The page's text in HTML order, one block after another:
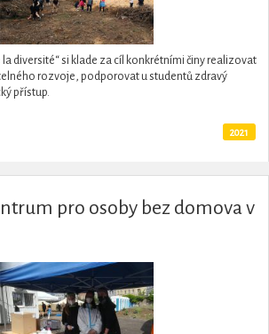
la diversité“ si klade za cíl konkrétními činy realizovat
rozvoje, podporovat u studentů zdravý
přístup.
2021
pro osoby bez domova v